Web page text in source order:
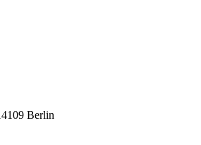
Berlin